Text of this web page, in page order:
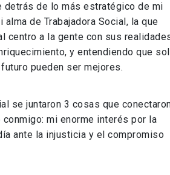
detrás de lo más estratégico de mi
de Trabajadora Social, la que
centro a la gente con sus
y entendiendo que
pueden ser mejores.
se juntaron 3 cosas que
conmigo: mi enorme interés por la
ante la injusticia y el compromiso